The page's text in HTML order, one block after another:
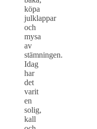
köpa
julklappar
och
mysa
av
stämningen.
Idag
har
det
varit
en
solig,
kall